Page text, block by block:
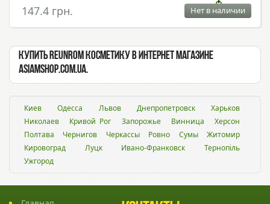
147.4 грн. Нет в наличии
Купить Reunrom косметику в интернет магазине
Asiamshop.com.ua.
Киев Одесса Львов Днепропетровск
Харьков
Николаев
Кривой Рог Запорожье Винница
Херсон
Полтава
Чернигов Черкассы Ровно Сумы
Житомир
Кировоград
Луцк Ивано-Франковск
Тернопіль
Ужгород